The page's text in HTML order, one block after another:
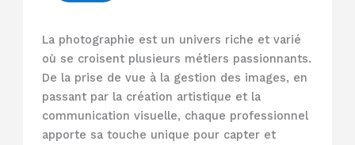
La photographie est un univers riche et varié
où se croisent plusieurs métiers passionnants.
De la prise de vue à la gestion des images, en
passant par la création artistique et la
communication visuelle, chaque professionnel
apporte sa touche unique pour capter et